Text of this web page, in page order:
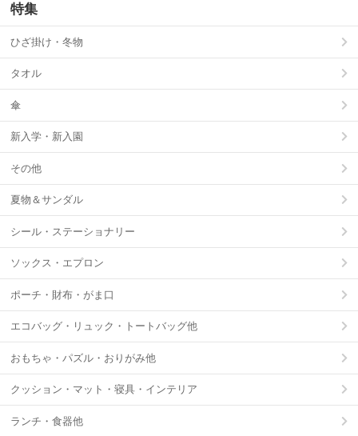
特集
ひざ掛け・冬物
タオル
傘
新入学・新入園
その他
夏物＆サンダル
シール・ステーショナリー
ソックス・エプロン
ポーチ・財布・がま口
エコバッグ・リュック・トートバッグ他
おもちゃ・パズル・おりがみ他
クッション・マット・寝具・インテリア
ランチ・食器他